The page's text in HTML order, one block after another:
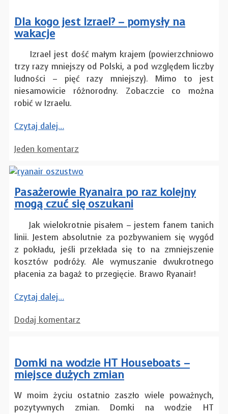
Dla kogo jest Izrael? – pomysły na
wakacje
Izrael jest dość małym krajem (powierzchniowo
trzy razy mniejszy od Polski, a pod względem liczby
ludności – pięć razy mniejszy). Mimo to jest
niesamowicie różnorodny. Zobaczcie co można
robić w Izraelu.
Czytaj dalej…
Jeden komentarz
Pasażerowie Ryanaira po raz kolejny
mogą czuć się oszukani
Jak wielokrotnie pisałem – jestem fanem tanich
linii. Jestem absolutnie za pozbywaniem się wygód
z pokładu, jeśli przekłada się to na zmniejszenie
kosztów podróży. Ale wymuszanie dwukrotnego
płacenia za bagaż to przegięcie. Brawo Ryanair!
Czytaj dalej…
Dodaj komentarz
Domki na wodzie HT Houseboats –
miejsce dużych zmian
W moim życiu ostatnio zaszło wiele poważnych,
pozytywnych zmian. Domki na wodzie HT